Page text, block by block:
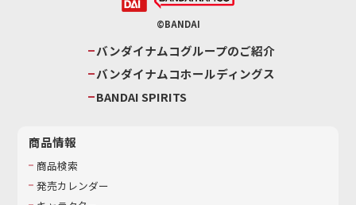
©BANDAI
バンダイナムコグループのご紹介
バンダイナムコホールディングス
BANDAI SPIRITS
商品情報
商品検索
発売カレンダー